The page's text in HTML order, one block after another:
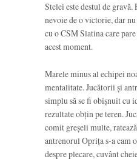
Stelei este destul de gravă.
nevoie de o victorie, dar
cu o CSM Slatina care
acest moment.
Marele minus al echipei
mentalitate. Jucătorii și
simplu să se fi obișnuit cu
rezultate obțin pe teren.
comit greșeli multe,
antrenorul Oprița s-a cam
despre plecare, cuvânt